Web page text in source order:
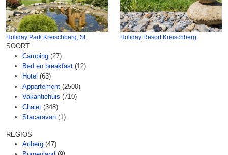
Holiday Park Kreischberg, St. Holiday Resort Kreischberg
SOORT
Camping (27)
Bed en breakfast (12)
Hotel (63)
Appartement (2500)
Vakantiehuis (710)
Chalet (348)
Stacaravan (1)
REGIOS
Arlberg (47)